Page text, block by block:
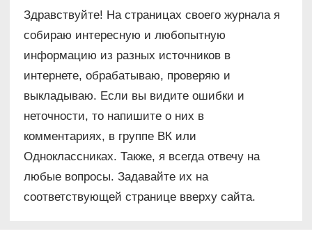
Здравствуйте! На страницах своего журнала я
собираю интересную и любопытную
информацию из разных источников в
интернете, обрабатываю, проверяю и
выкладываю. Если вы видите ошибки и
неточности, то напишите о них в
комментариях, в группе ВК или
Одноклассниках. Также, я всегда отвечу на
любые вопросы. Задавайте их на
соответствующей странице вверху сайта.